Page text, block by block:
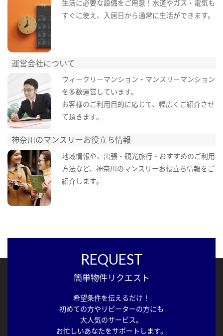
生活に必要な設備をご用意！水道やガス・電気も
すぐに使え、入居日から通常に生活ができます。
運営会社について
ウィークリーマンション・マンスリーマンション
を多数運営しています。
お客様のご利用目的に応じて、幅広くご紹介させ
て頂きます。
神奈川のマンスリーお役立ち情報
地域情報や、出張・観光旅行・おすすめのご利用
方法など、神奈川のマンスリーお役立ち情報をご
紹介します。
REQUEST
簡単物件リクエスト
希望条件を伝えるだけ！
初めての方やリピーターの方にも
大人気のサービス。
お忙しいあなたをサポートします。